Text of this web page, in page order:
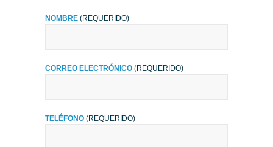
NOMBRE (REQUERIDO)
CORREO ELECTRÓNICO (REQUERIDO)
TELÉFONO (REQUERIDO)